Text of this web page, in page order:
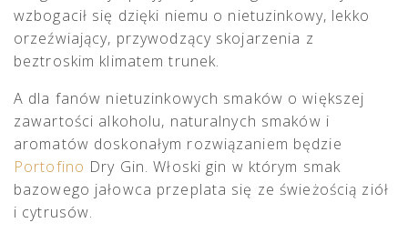
wzbogacił się dzięki niemu o nietuzinkowy, lekko
orzeźwiający, przywodzący skojarzenia z
beztroskim klimatem trunek.
A dla fanów nietuzinkowych smaków o większej
zawartości alkoholu, naturalnych smaków i
aromatów doskonałym rozwiązaniem będzie
Portofino Dry Gin. Włoski gin w którym smak
bazowego jałowca przeplata się ze świeżością ziół
i cytrusów.